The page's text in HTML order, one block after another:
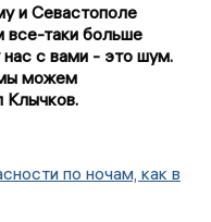
и Севастополе
все-таки больше
нас с вами - это шум.
мы можем
Клычков.
по ночам, как в